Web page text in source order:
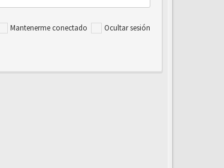
Mantenerme conectado Ocultar sesión